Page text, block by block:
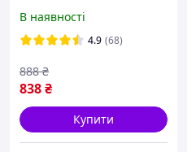
апаратів газування води,
содамейкерів СО2
В наявності
4.9 (68)
838₴
888 ₴
Купити